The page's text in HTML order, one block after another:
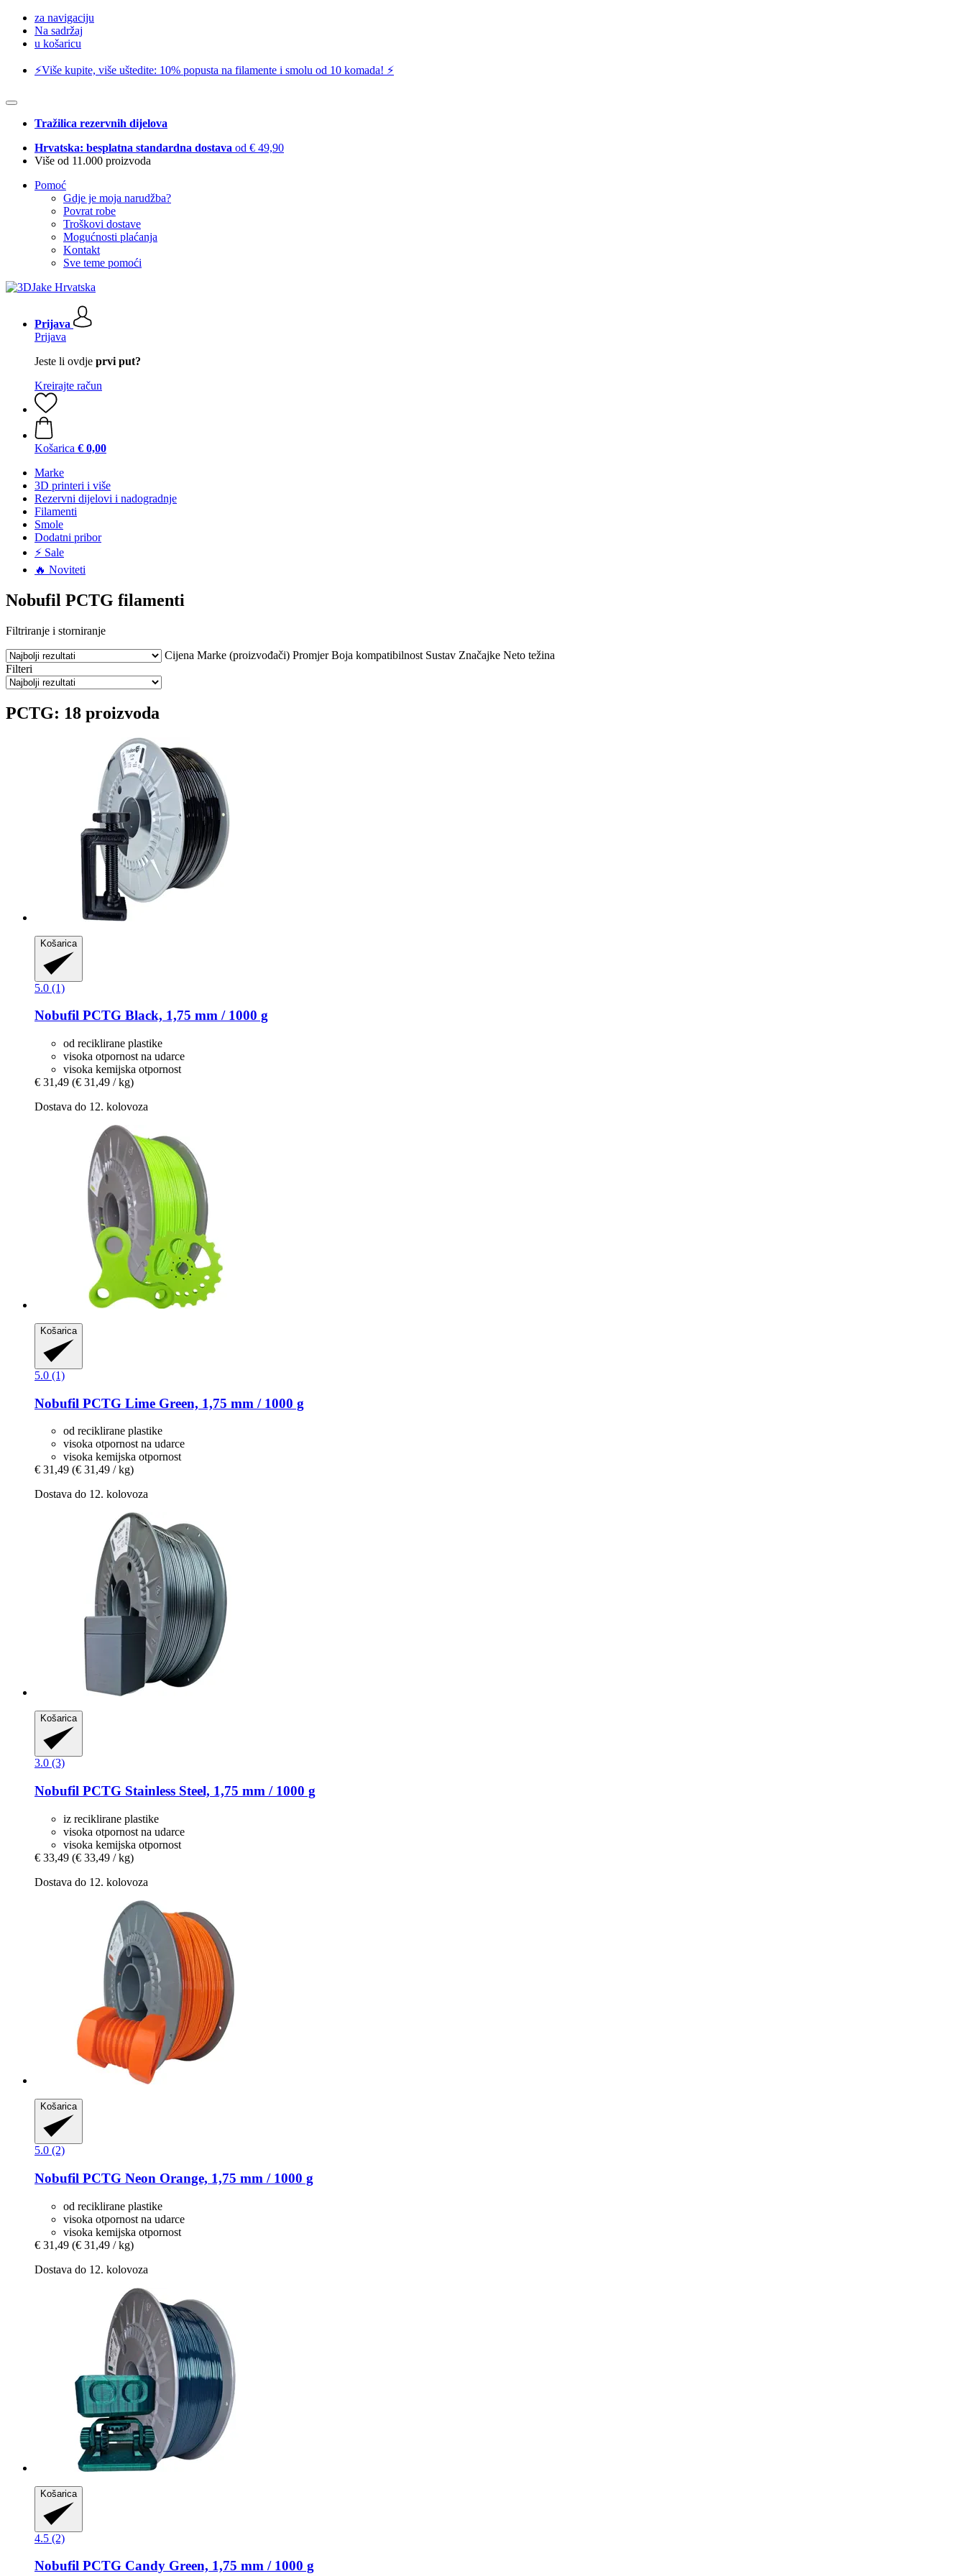
za navigaciju
Na sadržaj
u košaricu
⚡️Više kupite, više uštedite: 10% popusta na filamente i smolu od 10 komada! ⚡️
Tražilica rezervnih dijelova
Hrvatska: besplatna standardna dostava od € 49,90
Više od 11.000 proizvoda
Pomoć
Gdje je moja narudžba?
Povrat robe
Troškovi dostave
Mogućnosti plaćanja
Kontakt
Sve teme pomoći
Prijava
Prijava
Jeste li ovdje prvi put?
Kreirajte račun
Košarica € 0,00
Marke
3D printeri i više
Rezervni dijelovi i nadogradnje
Filamenti
Smole
Dodatni pribor
⚡ Sale
🔥 Noviteti
Nobufil PCTG filamenti
Filtriranje i storniranje
Cijena Marke (proizvođači) Promjer Boja kompatibilnost Sustav Značajke Neto težina
Filteri
PCTG: 18 proizvoda
Košarica
5.0 (1)
Nobufil PCTG Black, 1,75 mm / 1000 g
od reciklirane plastike
visoka otpornost na udarce
visoka kemijska otpornost
€ 31,49 (€ 31,49 / kg)
Dostava do 12. kolovoza
Košarica
5.0 (1)
Nobufil PCTG Lime Green, 1,75 mm / 1000 g
od reciklirane plastike
visoka otpornost na udarce
visoka kemijska otpornost
€ 31,49 (€ 31,49 / kg)
Dostava do 12. kolovoza
Košarica
3.0 (3)
Nobufil PCTG Stainless Steel, 1,75 mm / 1000 g
iz reciklirane plastike
visoka otpornost na udarce
visoka kemijska otpornost
€ 33,49 (€ 33,49 / kg)
Dostava do 12. kolovoza
Košarica
5.0 (2)
Nobufil PCTG Neon Orange, 1,75 mm / 1000 g
od reciklirane plastike
visoka otpornost na udarce
visoka kemijska otpornost
€ 31,49 (€ 31,49 / kg)
Dostava do 12. kolovoza
Košarica
4.5 (2)
Nobufil PCTG Candy Green, 1,75 mm / 1000 g